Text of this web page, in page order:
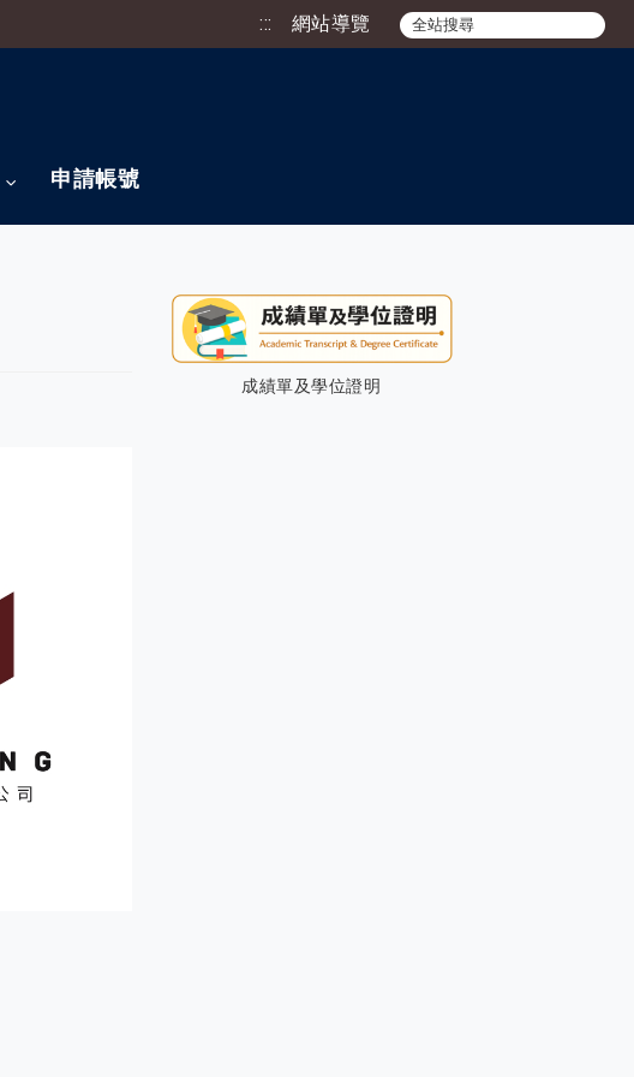
::: 網站導覽
申請帳號
成績單及學位證明